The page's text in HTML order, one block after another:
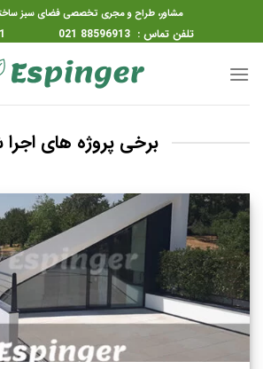
مشاور، طراح و مجری تخصصی فضای سبز
تلفن تماس : 88596913 021 09120956541
برخی پروژه های